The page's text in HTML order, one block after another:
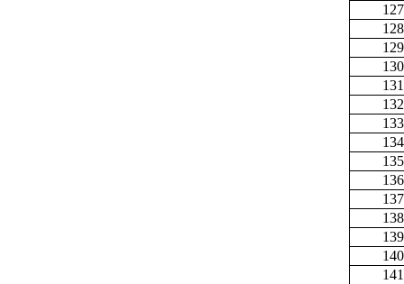
127
128
129
130
131
132
133
134
135
136
137
138
139
140
141